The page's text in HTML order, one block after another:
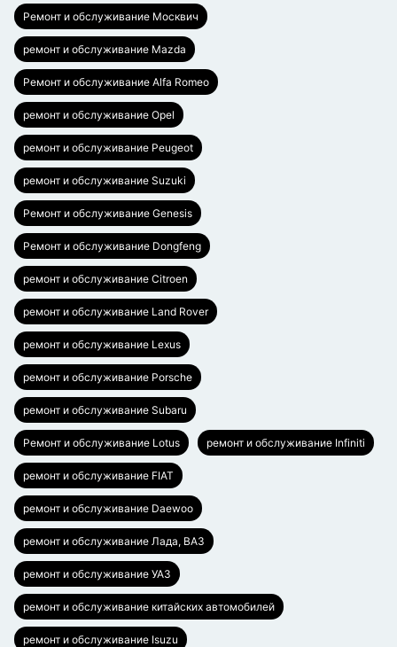
Ремонт и обслуживание Москвич
ремонт и обслуживание Mazda
Ремонт и обслуживание Alfa Romeo
ремонт и обслуживание Opel
ремонт и обслуживание Peugeot
ремонт и обслуживание Suzuki
Ремонт и обслуживание Genesis
Ремонт и обслуживание Dongfeng
ремонт и обслуживание Citroen
ремонт и обслуживание Land Rover
ремонт и обслуживание Lexus
ремонт и обслуживание Porsche
ремонт и обслуживание Subaru
Ремонт и обслуживание Lotus ремонт и обслуживание Infiniti
ремонт и обслуживание FIAT
ремонт и обслуживание Daewoo
ремонт и обслуживание Лада, ВАЗ
ремонт и обслуживание УАЗ
ремонт и обслуживание китайских автомобилей
ремонт и обслуживание Isuzu